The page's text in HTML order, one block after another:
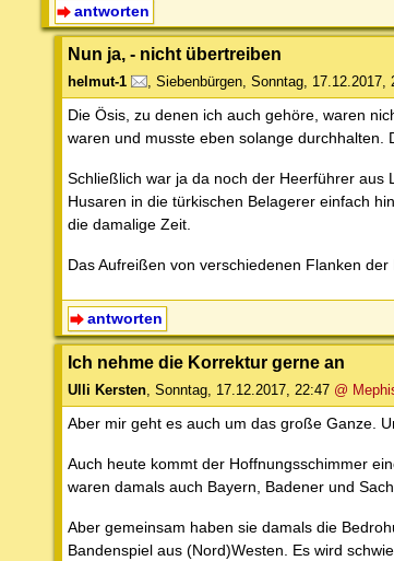
antworten
Nun ja, - nicht übertreiben
helmut-1 , Siebenbürgen, Sonntag, 17.12.2017,
Die Ösis, zu denen ich auch gehöre, waren
waren und musste eben solange durchhalten.
Schließlich war ja da noch der Heerführer aus
Husaren in die türkischen Belagerer einfach
die damalige Zeit.
Das Aufreißen von verschiedenen Flanken
antworten
Ich nehme die Korrektur gerne an
Ulli Kersten, Sonntag, 17.12.2017, 22:47 @
Aber mir geht es auch um das große Ganze.
Auch heute kommt der Hoffnungsschimmer
waren damals auch Bayern, Badener und
Aber gemeinsam haben sie damals die
Bandenspiel aus (Nord)Westen. Es wird